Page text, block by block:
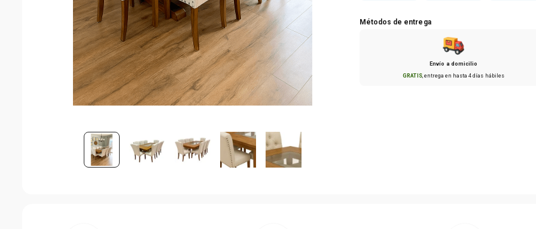
Métodos de entrega
Envío a domicilio
GRATIS, entrega en hasta4 días hábiles